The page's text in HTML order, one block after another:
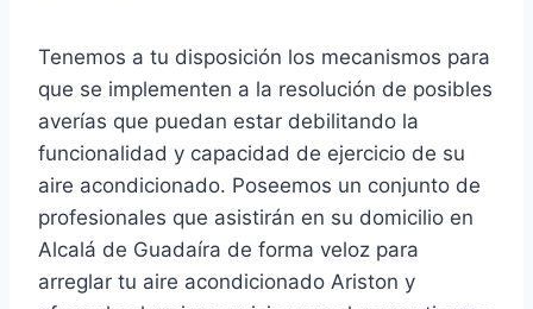
Tenemos a tu disposición los mecanismos para
que se implementen a la resolución de posibles
averías que puedan estar debilitando la
funcionalidad y capacidad de ejercicio de su
aire acondicionado. Poseemos un conjunto de
profesionales que asistirán en su domicilio en
Alcalá de Guadaíra de forma veloz para
arreglar tu aire acondicionado Ariston y